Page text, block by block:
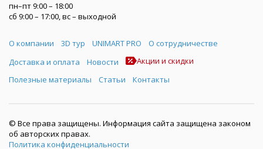
пн–пт 9:00 – 18:00
сб 9:00 – 17:00, вс – выходной
Меню
О компании 3D тур UNIMART PRO
О сотрудничестве
Доставка и оплата
Новости
Акции и скидки
Полезные материалы
Статьи Контакты
© Все права защищены. Информация сайта защищена законом
об авторских правах.
Политика конфиденциальности